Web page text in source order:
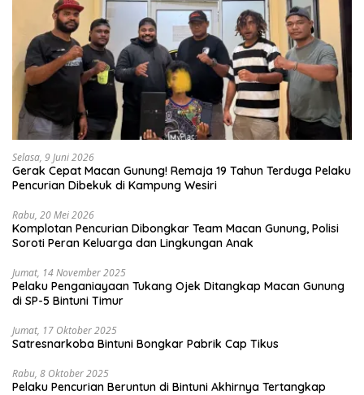
Selasa, 9 Juni 2026
Gerak Cepat Macan Gunung! Remaja 19 Tahun Terduga Pelaku
Pencurian Dibekuk di Kampung Wesiri
Rabu, 20 Mei 2026
Komplotan Pencurian Dibongkar Team Macan Gunung, Polisi
Soroti Peran Keluarga dan Lingkungan Anak
Jumat, 14 November 2025
Pelaku Penganiayaan Tukang Ojek Ditangkap Macan Gunung
di SP-5 Bintuni Timur
Jumat, 17 Oktober 2025
Satresnarkoba Bintuni Bongkar Pabrik Cap Tikus
Rabu, 8 Oktober 2025
Pelaku Pencurian Beruntun di Bintuni Akhirnya Tertangkap